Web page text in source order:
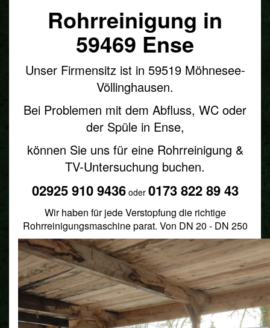
Rohrreinigung in
59469 Ense
Unser Firmensitz ist in 59519 Möhnesee-
Völlinghausen.
Bei Problemen mit dem Abfluss, WC oder
der Spüle in Ense,
können Sie uns für eine Rohrreinigung &
TV-Untersuchung buchen.
02925 910 9436 oder 0173 822 89 43
Wir haben für jede Verstopfung die richtige
Rohrreinigungsmaschine parat. Von DN 20 - DN 250